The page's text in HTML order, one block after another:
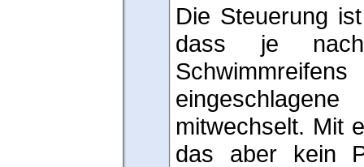
Die Steuerung
dass je
mitwechselt. Mit
das aber kein